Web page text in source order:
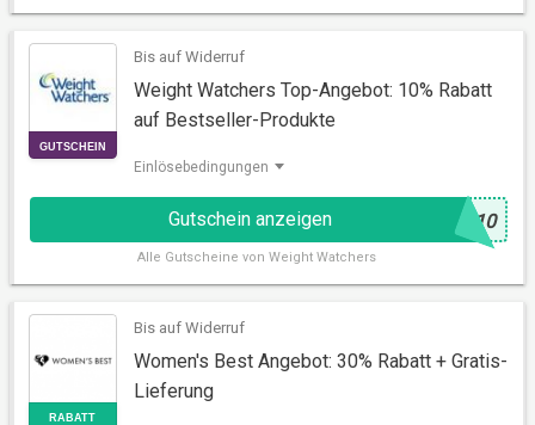
GUTSCHEIN
Bis auf Widerruf
Weight Watchers Top-Angebot: 10% Rabatt
auf Bestseller-Produkte
Einlösebedingungen
Gutschein anzeigen @ -10
Alle Gutscheine von Weight Watchers
Bis auf Widerruf
Women's Best Angebot: 30% Rabatt + Gratis-
Lieferung